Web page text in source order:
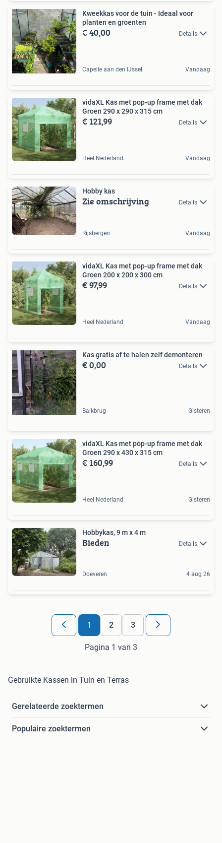
Kweekkas voor de tuin - Ideaal voor
planten en groenten
€ 40,00 Details
Capelle aan den IJssel Vandaag
vidaXL Kas met pop-up frame met dak
Groen 290 x 290 x 315 cm
€ 121,99 Details
Heel Nederland Vandaag
Hobby kas
Zie omschrijving Details
Rijsbergen Vandaag
vidaXL Kas met pop-up frame met dak
Groen 200 x 200 x 300 cm
€ 97,99 Details
Heel Nederland Vandaag
Kas gratis af te halen zelf demonteren
€ 0,00 Details
Balkbrug Gisteren
vidaXL Kas met pop-up frame met dak
Groen 290 x 430 x 315 cm
€ 160,99 Details
Heel Nederland Gisteren
Hobbykas, 9 m x 4 m
Bieden Details
Doeveren 4 aug 26
1 2 3
Pagina 1 van 3
Gebruikte Kassen in Tuin en Terras
Gerelateerde zoektermen
Populaire zoektermen